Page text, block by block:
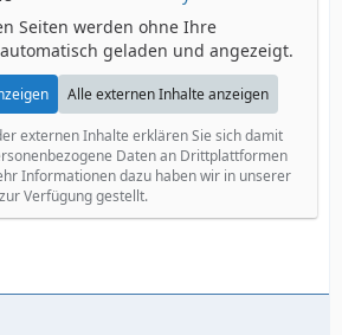
Seiten werden ohne Ihre
geladen und angezeigt.
Alle externen Inhalte anzeigen
externen Inhalte erklären Sie sich damit
Daten an Drittplattformen
Informationen dazu haben wir in unserer
Verfügung gestellt.